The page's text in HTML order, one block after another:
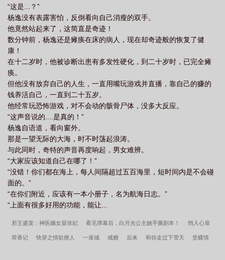
“这是...？”
杨逸没有表露害怕，反倒看向自己消瘦的双手。
他竟然站起来了，这简直是奇迹！
数分钟前，杨逸还是瘫痪在床的病人，现在却奇迹般的恢复了健
康！
在十二岁时，他被诊断出患有多发性硬化，到二十岁时，已完全瘫
痪。
但他没有放弃自己的人生，一直用嘴玩游戏并直播，靠自己的赚的
钱养活自己，一直到二十五岁。
他经常玩恐怖游戏，对不会动的骸骨尸体，没多大反应。
“这声音说的....是真的！”
杨逸自语道，看向窗外。
那是一望无际的大海，时不时荡起浪涛。
与此同时，奇特的声音再度响起，男女难辨。
“大家应该知道自己在哪了！”
“没错！你们都在海上，每人间隔超过五百海里，短时间内是不会碰
面的。”
“在你们附近，应该有一本小册子，名为航海日志。”
“上面有很多好用的功能，能让...
邪王盛宠：神医嫡女嚣张妃 看见弹幕后，白月光公主她手撕剧本！ 悄入心扉
荷香记 快穿之情欲撩人 一座城 戒糖 后来 和你走过下雪天 坚蝶情